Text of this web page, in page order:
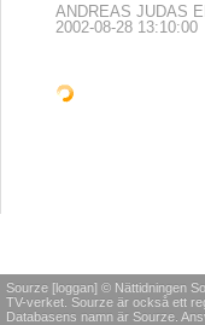
ANDREAS JUDAS
2002-08-28 13:10:00
Sourze [loggan] © Nättidningen
TV-verket. Sourze är också ett
Databasens namn är Sourze.